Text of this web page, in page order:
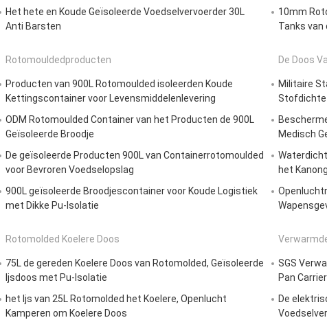
Het hete en Koude Geïsoleerde Voedselvervoerder 30L
Anti Barsten
10mm
Tanks van
Rotomouldedproducten
Producten van 900L Rotomoulded isoleerden Koude
Kettingscontainer voor Levensmiddelenlevering
ODM Rotomoulded Container van het Producten de 900L
Geïsoleerde Broodje
De geïsoleerde Producten 900L van Containerrotomoulded
voor Bevroren Voedselopslag
900L geïsoleerde Broodjescontainer voor Koude Logistiek
met Dikke Pu-Isolatie
De Doos
Militaire
Stofdichte
Medisch
het
Rotomolded Koelere Doos
75L de gereden Koelere Doos van Rotomolded, Geïsoleerde
Ijsdoos met Pu-Isolatie
het Ijs van 25L Rotomolded het Koelere, Openlucht
Kamperen om Koelere Doos
SGS
Pan Carrier
De